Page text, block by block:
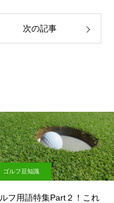
次の記事
ゴルフ豆知識
フ用語特集Part２！これ